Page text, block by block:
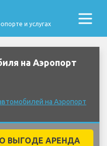
и услугах
на Аэропорт
на Аэропорт
ВЫГОДЕ АРЕНДА